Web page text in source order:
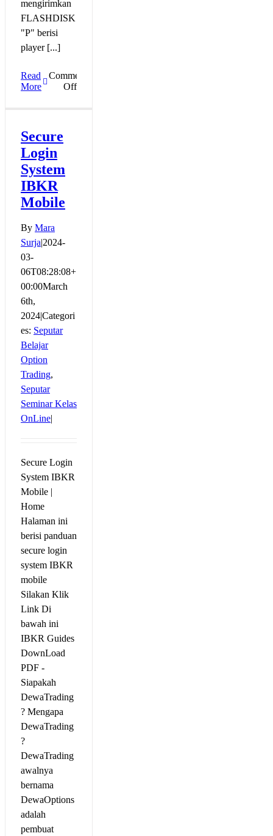
mengirimkan
FLASHDISK
"P" berisi
player [...]
Read
More
Comments
Offon
Secure
Login
System
IBKR
Mobile
By Mara
Surja|2024-
03-
06T08:28:08+
00:00March
6th,
2024|Categori
es: Seputar
Belajar
Option
Trading,
Seputar
Seminar Kelas
OnLine|
Secure Login
System IBKR
Mobile |
Home
Halaman ini
berisi panduan
secure login
system IBKR
mobile
Silakan Klik
Link Di
bawah ini
IBKR Guides
DownLoad
PDF -
Siapakah
DewaTrading
? Mengapa
DewaTrading
?
DewaTrading
awalnya
bernama
DewaOptions
adalah
pembuat